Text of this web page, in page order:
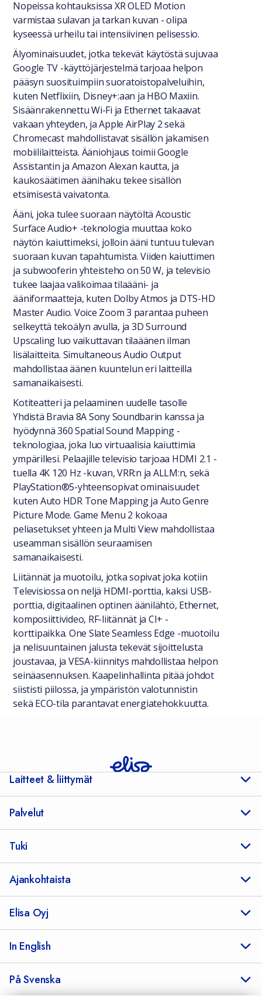
Nopeissa kohtauksissa XR OLED Motion
varmistaa sulavan ja tarkan kuvan - olipa
kyseessä urheilu tai intensiivinen pelisessio.
Älyominaisuudet, jotka tekevät käytöstä sujuvaa
Google TV -käyttöjärjestelmä tarjoaa helpon
pääsyn suosituimpiin suoratoistopalveluihin,
kuten Netflixiin, Disney+:aan ja HBO Maxiin.
Sisäänrakennettu Wi-Fi ja Ethernet takaavat
vakaan yhteyden, ja Apple AirPlay 2 sekä
Chromecast mahdollistavat sisällön jakamisen
mobiililaitteista. Ääniohjaus toimii Google
Assistantin ja Amazon Alexan kautta, ja
kaukosäätimen äänihaku tekee sisällön
etsimisestä vaivatonta.
Ääni, joka tulee suoraan näytöltä Acoustic
Surface Audio+ -teknologia muuttaa koko
näytön kaiuttimeksi, jolloin ääni tuntuu tulevan
suoraan kuvan tapahtumista. Viiden kaiuttimen
ja subwooferin yhteisteho on 50 W, ja televisio
tukee laajaa valikoimaa tilaääni- ja
ääniformaatteja, kuten Dolby Atmos ja DTS-HD
Master Audio. Voice Zoom 3 parantaa puheen
selkeyttä tekoälyn avulla, ja 3D Surround
Upscaling luo vaikuttavan tilaäänen ilman
lisälaitteita. Simultaneous Audio Output
mahdollistaa äänen kuuntelun eri laitteilla
samanaikaisesti.
Kotiteatteri ja pelaaminen uudelle tasolle
Yhdistä Bravia 8A Sony Soundbarin kanssa ja
hyödynnä 360 Spatial Sound Mapping -
teknologiaa, joka luo virtuaalisia kaiuttimia
ympärillesi. Pelaajille televisio tarjoaa HDMI 2.1 -
tuella 4K 120 Hz -kuvan, VRR:n ja ALLM:n, sekä
PlayStation®5-yhteensopivat ominaisuudet
kuten Auto HDR Tone Mapping ja Auto Genre
Picture Mode. Game Menu 2 kokoaa
peliasetukset yhteen ja Multi View mahdollistaa
useamman sisällön seuraamisen
samanaikaisesti.
Liitännät ja muotoilu, jotka sopivat joka kotiin
Televisiossa on neljä HDMI-porttia, kaksi USB-
porttia, digitaalinen optinen äänilähtö, Ethernet,
komposiittivideo, RF-liitännät ja CI+ -
korttipaikka. One Slate Seamless Edge -muotoilu
ja nelisuuntainen jalusta tekevät sijoittelusta
joustavaa, ja VESA-kiinnitys mahdollistaa helpon
seinäasennuksen. Kaapelinhallinta pitää johdot
siististi piilossa, ja ympäristön valotunnistin
sekä ECO-tila parantavat energiatehokkuutta.
Laitteet & liittymät
Palvelut
Tuki
Ajankohtaista
Elisa Oyj
In English
På Svenska